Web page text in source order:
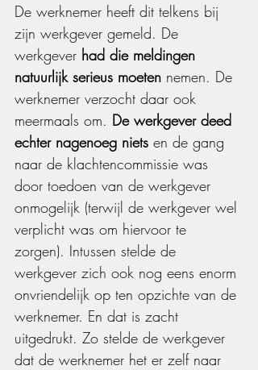
De werknemer heeft dit telkens bij
zijn werkgever gemeld. De
werkgever had die meldingen
natuurlijk serieus moeten nemen. De
werknemer verzocht daar ook
meermaals om. De werkgever deed
echter nagenoeg niets en de gang
naar de klachtencommissie was
door toedoen van de werkgever
onmogelijk (terwijl de werkgever wel
verplicht was om hiervoor te
zorgen). Intussen stelde de
werkgever zich ook nog eens enorm
onvriendelijk op ten opzichte van de
werknemer. En dat is zacht
uitgedrukt. Zo stelde de werkgever
dat de werknemer het er zelf naar